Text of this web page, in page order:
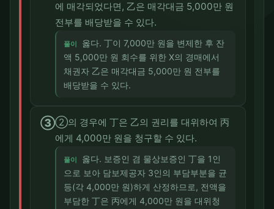
에 매각되었다면, 乙은 매각대금 5,000만 원
전부를 배당받을 수 있다.
풀이
옳다. 丁이 7,000만 원을 변제한 후 잔
액 5,000만 원 회수를 위한 X의 경매에서
채권자 乙은 매각대금 5,000만 원 전부를
배당받을 수 있다.
③②의 경우에 丁은 乙의 권리를 대위하여 丙
에게 4,000만 원을 청구할 수 있다.
풀이
옳다. 보증인 겸 물상보증인 丁을 1인
으로 보아 담보제공자 3인의 부담부분을 균
등(각 4,000만 원)하게 산정하므로, 전액을
부담한 丁은 丙에게 4,000만 원을 대위청